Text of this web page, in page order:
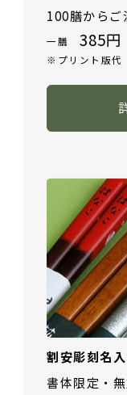
100膳からご
一膳 385円
※プリント版
割安彫刻名
書体限定・